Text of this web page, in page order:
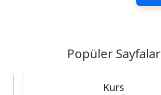
Popüler Sayfalar
Kurs